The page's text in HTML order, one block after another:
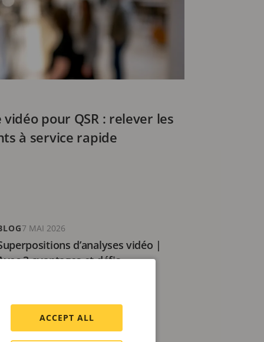
vidéo pour QSR : relever les
à service rapide
d’analyses vidéo |
3 avantages et défis
7 MAI 2026
BLOG15 AVRIL 2026
ACCEPT ALL